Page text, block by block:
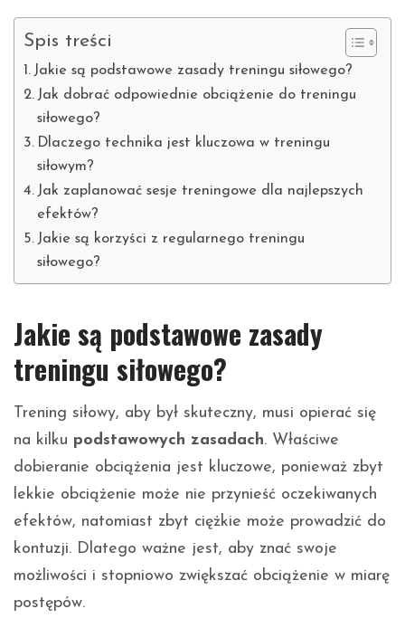
Spis treści
Jakie są podstawowe zasady treningu siłowego?
Jak dobrać odpowiednie obciążenie do treningu
siłowego?
Dlaczego technika jest kluczowa w treningu
siłowym?
Jak zaplanować sesje treningowe dla najlepszych
efektów?
Jakie są korzyści z regularnego treningu
siłowego?
Jakie są podstawowe zasady
treningu siłowego?
Trening siłowy, aby był skuteczny, musi opierać się
na kilku podstawowych zasadach. Właściwe
dobieranie obciążenia jest kluczowe, ponieważ zbyt
lekkie obciążenie może nie przynieść oczekiwanych
efektów, natomiast zbyt ciężkie może prowadzić do
kontuzji. Dlatego ważne jest, aby znać swoje
możliwości i stopniowo zwiększać obciążenie w miarę
postępów.